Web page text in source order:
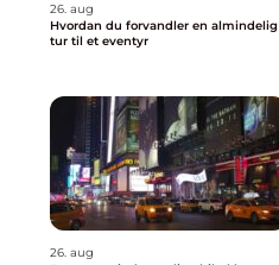
26. aug
Hvordan du forvandler en almindelig
tur til et eventyr
26. aug